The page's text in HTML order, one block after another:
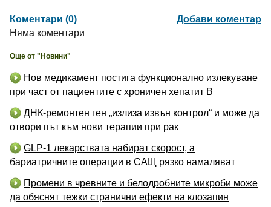
Коментари (0)
Добави коментар
Няма коментари
Още от "Новини"
Нов медикамент постига функционално излекуване
при част от пациентите с хроничен хепатит B
ДНК-ремонтен ген „излиза извън контрол“ и може да
отвори път към нови терапии при рак
GLP-1 лекарствата набират скорост, а
бариатричните операции в САЩ рязко намаляват
Промени в чревните и белодробните микроби може
да обяснят тежки странични ефекти на клозапин